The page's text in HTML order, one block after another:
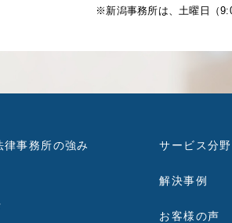
※新潟事務所は、土曜日（
律事務所の強み サービス分野
解決事例
お客様の声